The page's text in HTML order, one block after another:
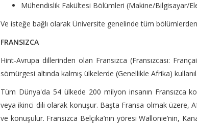
Mühendislik Fakültesi Bölümleri (Makine/Bilgisayar/
Ve isteğe bağlı olarak Üniversite genelinde tüm
FRANSIZCA
Hint-Avrupa dillerinden olan Fransızca (Fransızcası:
sömürgesi altında kalmış ülkelerde (Genellikle Afrika)
Tüm Dünya'da 54 ülkede 200 milyon insanın Fransızca
veya ikinci dili olarak konuşur. Başta Fransa olmak üzere,
ve konuşulur. Fransızca Belçika’nın yöresi Wallonie’nin,